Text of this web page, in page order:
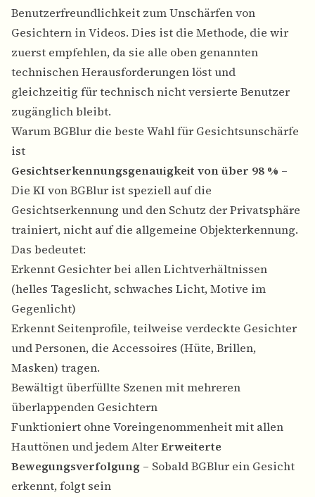
Benutzerfreundlichkeit zum Unschärfen von
Gesichtern in Videos. Dies ist die Methode, die wir
zuerst empfehlen, da sie alle oben genannten
technischen Herausforderungen löst und
gleichzeitig für technisch nicht versierte Benutzer
zugänglich bleibt.
Warum BGBlur die beste Wahl für Gesichtsunschärfe
ist
Gesichtserkennungsgenauigkeit von über 98 % –
Die KI von BGBlur ist speziell auf die
Gesichtserkennung und den Schutz der Privatsphäre
trainiert, nicht auf die allgemeine Objekterkennung.
Das bedeutet:
Erkennt Gesichter bei allen Lichtverhältnissen
(helles Tageslicht, schwaches Licht, Motive im
Gegenlicht)
Erkennt Seitenprofile, teilweise verdeckte Gesichter
und Personen, die Accessoires (Hüte, Brillen,
Masken) tragen.
Bewältigt überfüllte Szenen mit mehreren
überlappenden Gesichtern
Funktioniert ohne Voreingenommenheit mit allen
Hauttönen und jedem AlterErweiterte
Bewegungsverfolgung – Sobald BGBlur ein Gesicht
erkennt, folgt sein